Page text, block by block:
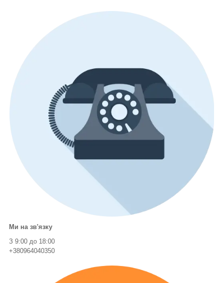
Ми на зв'язку
З 9:00 до 18:00
+380964040350